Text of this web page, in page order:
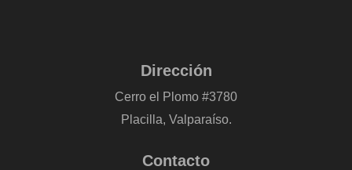
Dirección
Cerro el Plomo #3780
Placilla, Valparaíso.
Contacto